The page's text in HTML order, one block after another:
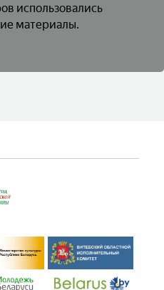
использовались
материалы.